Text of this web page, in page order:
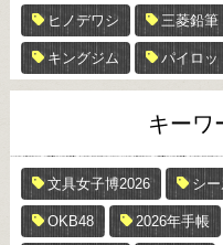
ヒノデワシ 三菱鉛筆
キングジム パイロッ
キーワ
文具女子博2026 シ
OKB48 2026年手帳